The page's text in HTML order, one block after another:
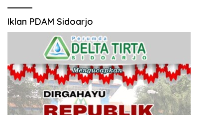
Iklan PDAM Sidoarjo